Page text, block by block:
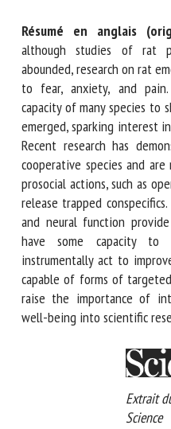
Résumé en anglais
although studies of rat
abounded, research on
scope to fear, anxiety, and
the capacity of many
states has emerged,
capacities of rats. Recent
rats are a highly
others’ distress to prosocial
or pulling a chain to release
rat affect, cognition,
compelling evidence
represent others’ needs,
their well-being, and are
helping. Rats’ complex